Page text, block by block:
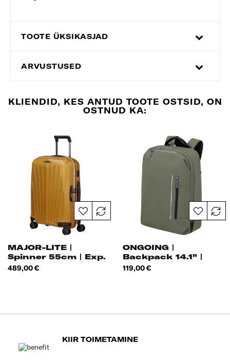
TOOTE ÜKSIKASJAD
ARVUSTUSED
KLIENDID, KES ANTUD TOOTE OSTSID, ON
OSTNUD KA:
MAJOR-LITE |
Spinner 55cm | Exp.
|Hind
489,00 €
ONGOING |
Backpack 14.1" |
Hind
119,00 €
KIIR TOIMETAMINE